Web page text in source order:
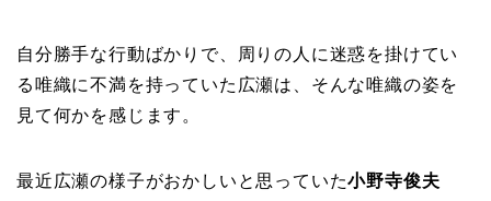
自分勝手な行動ばかりで、周りの人に迷惑を掛けてい
る唯織に不満を持っていた広瀬は、そんな唯織の姿を
見て何かを感じます。
最近広瀬の様子がおかしいと思っていた小野寺俊夫